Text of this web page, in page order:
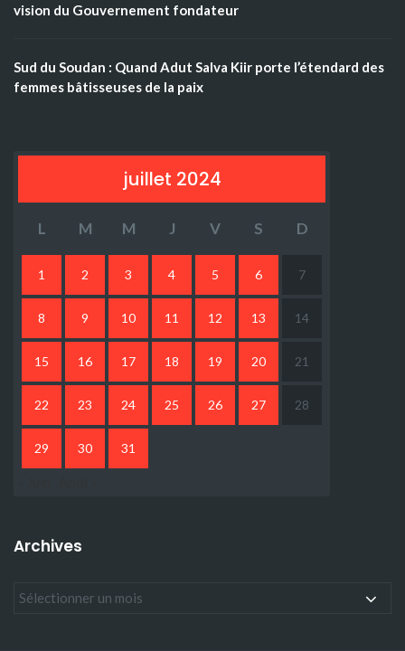
vision du Gouvernement fondateur
Sud du Soudan : Quand Adut Salva Kiir porte l’étendard des
femmes bâtisseuses de la paix
juillet 2024
L M M J V S D
1 2 3 4 5 6 7
8 9 10 11 12 13 14
15 16 17 18 19 20 21
22 23 24 25 26 27 28
29 30 31
Archives